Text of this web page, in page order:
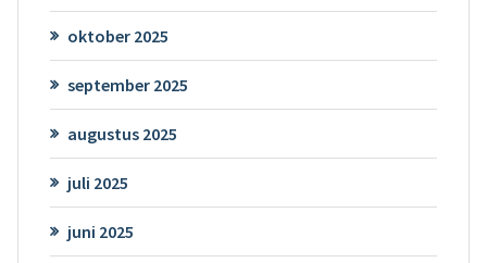
oktober 2025
september 2025
augustus 2025
juli 2025
juni 2025